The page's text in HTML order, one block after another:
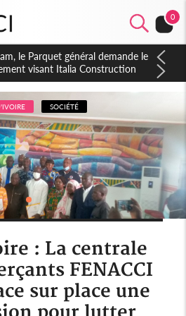
0
le Parquet général demande le
visant Italia Construction
SOCIÉTÉ
: La centrale
FENACCI
sur place une